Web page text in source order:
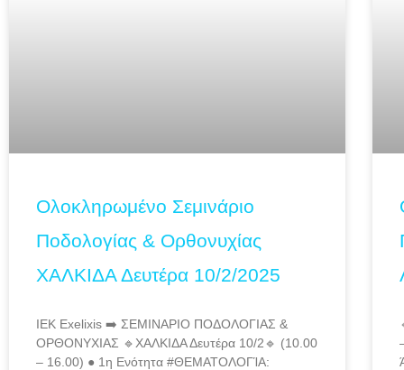
Ολοκληρωμένο Σεμινάριο
Ποδολογίας & Ορθονυχίας
ΧΑΛΚΙΔΑ Δευτέρα 10/2/2025
ΙΕΚ Exelixis ➡️ ΣΕΜΙΝΑΡΙΟ ΠΟΔΟΛΟΓΙΑΣ &
ΟΡΘΟΝΥΧΙΑΣ 🔹️ΧΑΛΚΙΔΑ Δευτέρα 10/2🔹️ (10.00
– 16.00) ● 1η Ενότητα #ΘΕΜΑΤΟΛΟΓΊΑ: